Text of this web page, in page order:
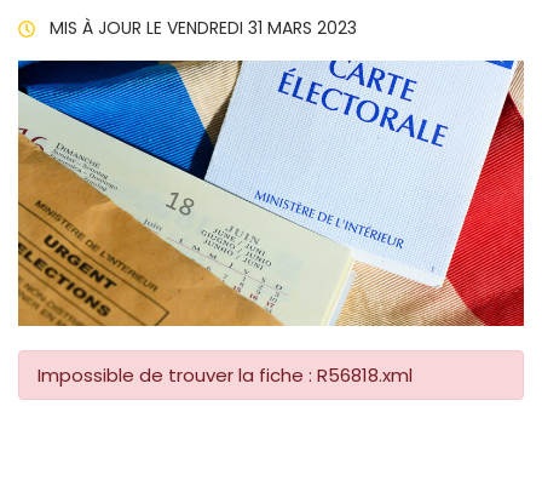
MIS À JOUR LE VENDREDI 31 MARS 2023
Impossible de trouver la fiche : R56818.xml